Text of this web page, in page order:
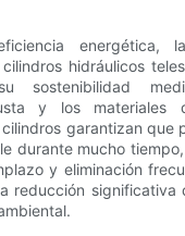
energética,
hidráulicos
sostenibilidad
y los materiales
garantizan que
durante mucho
y eliminación
reducción significativa